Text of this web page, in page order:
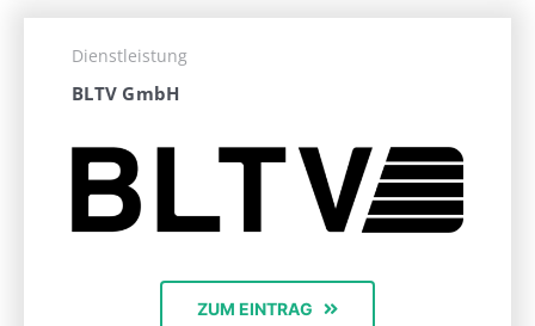
Dienstleistung
BLTV GmbH
ZUM EINTRAG